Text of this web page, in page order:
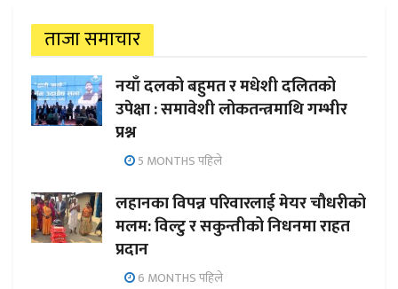
ताजा समाचार
नयाँ दलको बहुमत र मधेशी दलितको
उपेक्षा : समावेशी लोकतन्त्रमाथि गम्भीर
प्रश्न
5 MONTHS पहिले
लहानका विपन्न परिवारलाई मेयर चौधरीको
मलम: विल्टु र सकुन्तीको निधनमा राहत
प्रदान
6 MONTHS पहिले